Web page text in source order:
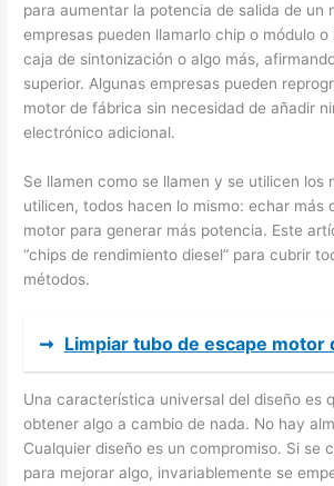
para aumentar la potencia de salida de un
empresas pueden llamarlo chip o módulo o
caja de sintonización o algo más,
superior. Algunas empresas pueden
motor de fábrica sin necesidad de añadir
electrónico adicional.
Se llamen como se llamen y se utilicen los
utilicen, todos hacen lo mismo: echar más
motor para generar más potencia. Este
“chips de rendimiento diesel” para cubrir
métodos.
➞ Limpiar tubo de escape motor
Una característica universal del diseño es
obtener algo a cambio de nada. No hay
Cualquier diseño es un compromiso. Si se
para mejorar algo, invariablemente se